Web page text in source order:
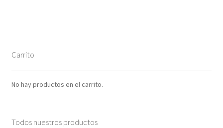
Carrito
No hay productos en el carrito.
Todos nuestros productos